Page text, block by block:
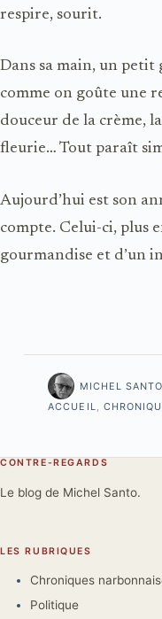
respire, sourit.
Dans sa main, un petit
comme on goûte une
douceur de la crème,
fleurie… Tout paraît
Aujourd’hui est son
compte. Celui-ci, plus
gourmandise et d’un
MICHEL SANTO
ACCUEIL,
CONTRE-REGARDS
Le blog de Michel Santo.
LES RUBRIQUES
Chroniques
Politique